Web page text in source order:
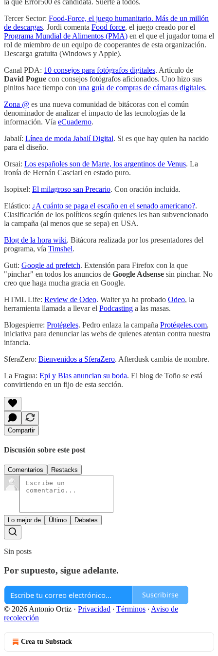
Tercer Sector: Food-Force, el juego humanitario. Más de un millón
de descargas. Jordi comenta Food force, el juego creado por el
Programa Mundial de Alimentos (PMA) en el que el jugador toma el
rol de miembro de un equipo de cooperantes de esta organización.
Descarga gratuita (Windows y Apple).
Canal PDA: 10 consejos para fotógrafos digitales. Artículo de
David Pogue con consejos fotógrafos aficionados. Uno hizo sus
pinitos hace tiempo con una guía de compras de cámaras digitales.
Zona @ es una nueva comunidad de bitácoras con el común
denominador de analizar el impacto de las tecnologías de la
información. Vía eCuaderno.
Jabalí: Línea de moda Jabalí Digital. Si es que hay quien ha nacido
para el diseño.
Orsai: Los españoles son de Marte, los argentinos de Venus. La
ironía de Hernán Casciari en estado puro.
Isopixel: El milagroso san Precario. Con oración incluida.
Elástico: ¿A cuánto se paga el escaño en el senado americano?.
Clasificación de los políticos según quienes les han subvencionado
la campaña (al menos que se sepa) en USA.
Blog de la hora wiki. Bitácora realizada por los presentadores del
programa, vía Timshel.
Guti: Google ad prefetch. Extensión para Firefox con la que
"pinchar" en todos los anuncios de Google Adsense sin pinchar. No
creo que haga mucha gracia en Google.
HTML Life: Review de Odeo. Walter ya ha probado Odeo, la
herramienta llamada a llevar el Podcasting a las masas.
Blogespierre: Protégeles. Pedro enlaza la campaña Protégeles.com,
iniciativa para denunciar las webs de quienes atentan contra nuestra
infancia.
SferaZero: Bienvenidos a SferaZero. Afterdusk cambia de nombre.
La Fragua: Epi y Blas anuncian su boda. El blog de Toño se está
convirtiendo en un fijo de esta sección.
Compartir
Discusión sobre este post
Comentarios Restacks
Lo mejor de Último Debates
Sin posts
Por supuesto, sigue adelante.
Suscribirse
© 2026 Antonio Ortiz · Privacidad ∙ Términos ∙ Aviso de
recolección
Crea tu Substack